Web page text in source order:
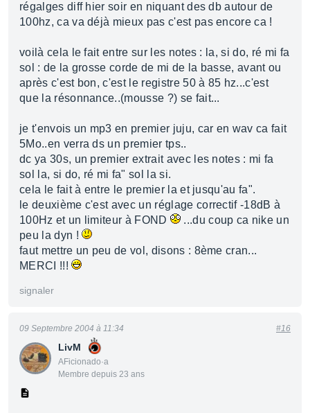
régalges diff hier soir en niquant des db autour de
100hz, ca va déjà mieux pas c'est pas encore ca !
voilà cela le fait entre sur les notes : la, si do, ré mi fa
sol : de la grosse corde de mi de la basse, avant ou
après c'est bon, c'est le registre 50 à 85 hz...c'est
que la résonnance..(mousse ?) se fait...
je t'envois un mp3 en premier juju, car en wav ca fait
5Mo..en verra ds un premier tps..
dc ya 30s, un premier extrait avec les notes : mi fa
sol la, si do, ré mi fa" sol la si.
cela le fait à entre le premier la et jusqu'au fa".
le deuxième c'est avec un réglage correctif -18dB à
100Hz et un limiteur à FOND
...du coup ca nike un
peu la dyn !
faut mettre un peu de vol, disons : 8ème cran...
MERCI !!!
signaler
LivM
AFicionado·a
Membre depuis 23 ans
09 Septembre 2004 à 11:34 #16